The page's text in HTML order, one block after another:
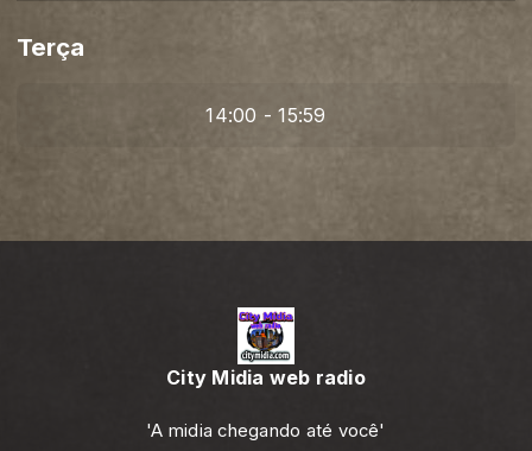
Terça
14:00 - 15:59
City Midia web radio
'A midia chegando até você'